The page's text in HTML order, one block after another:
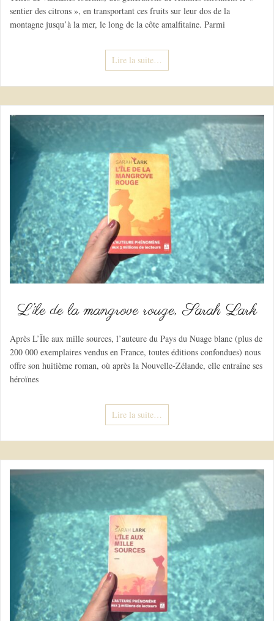
sentier des citrons », en transportant ces fruits sur leur dos de la
montagne jusqu’à la mer, le long de la côte amalfitaine. Parmi
Lire la suite…
L’île de la mangrove rouge, Sarah Lark
Après L’Île aux mille sources, l’auteure du Pays du Nuage blanc (plus de
200 000 exemplaires vendus en France, toutes éditions confondues) nous
offre son huitième roman, où après la Nouvelle-Zélande, elle entraîne ses
héroïnes
Lire la suite…